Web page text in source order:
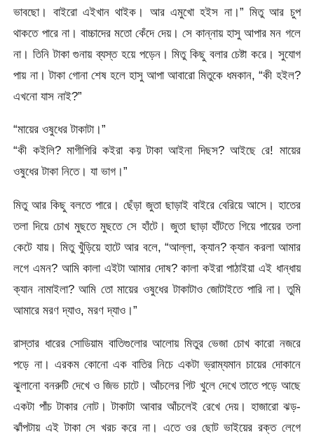
ভাবছো। বাইরো এইখান থাইক। আর এমুখো হইস না।” মিতু আর চুপ
থাকতে পারে না। বাচ্চাদের মতো কেঁদে দেয়। সে কান্নায় হাসু আপার মন গলে
না। তিনি টাকা গুনায় ব্যস্ত হয়ে পড়েন। মিতু কিছু বলার চেষ্টা করে। সুযোগ
পায় না। টাকা গোনা শেষ হলে হাসু আপা আবারো মিতুকে ধমকান, “কী হইল?
এখনো যাস নাই?”
“মায়ের ওষুধের টাকাটা।”
“কী কইলি? মাগীগিরি কইরা কয় টাকা আইনা দিছস? আইছে রে! মায়ের
ওষুধের টাকা নিতে। যা ভাগ।”
মিতু আর কিছু বলতে পারে। ছেঁড়া জুতা ছাড়াই বাইরে বেরিয়ে আসে। হাতের
তলা দিয়ে চোখ মুছতে মুছতে সে হাঁটে। জুতা ছাড়া হাঁটতে গিয়ে পায়ের তলা
কেটে যায়। মিতু খুঁড়িয়ে হাটে আর বলে, “আল্লা, ক্যান? ক্যান করলা আমার
লগে এমন? আমি কালা এইটা আমার দোষ? কালা কইরা পাঠাইয়া এই ধান্ধায়
ক্যান নামাইলা? আমি তো মায়ের ওষুধের টাকাটাও জোটাইতে পারি না। তুমি
আমারে মরণ দ্যাও, মরণ দ্যাও।”
রাস্তার ধারের সোডিয়াম বাতিগুলোর আলোয় মিতুর ভেজা চোখ কারো নজরে
পড়ে না। এরকম কোনো এক বাতির নিচে একটা ভ্রাম্যমান চায়ের দোকানে
ঝুলানো বনরুটি দেখে ও জিভ চাটে। আঁচলের গিট খুলে দেখে তাতে পড়ে আছে
একটা পাঁচ টাকার নোট। টাকাটা আবার আঁচলেই রেখে দেয়। হাজারো ঝড়-
ঝাঁপটায় এই টাকা সে খরচ করে না। এতে ওর ছোট ভাইয়ের রক্ত লেগে